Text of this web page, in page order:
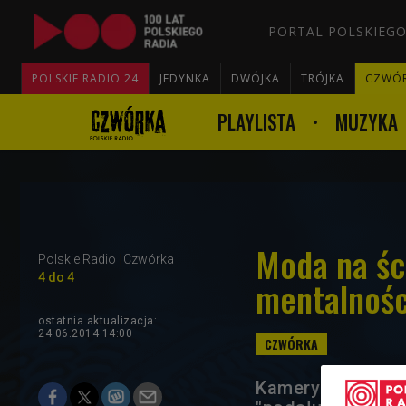
PORTAL
POLSKIE RADIO 24 JEDYNKA DWÓJKA TRÓJKA
PLAYLISTA MUZYKA
Polskie Radio
Czwórka
4 do 4
Moda na
ostatnia aktualizacja:
24.06.2014 14:00
Kamery w